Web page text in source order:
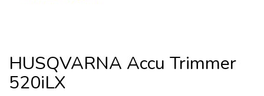
HUSQVARNA Accu Trimmer
520iLX